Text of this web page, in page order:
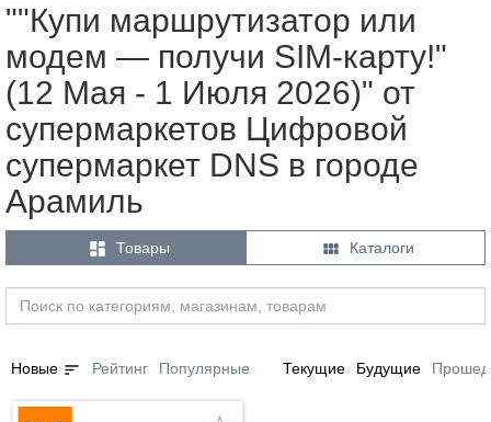
""Купи маршрутизатор или
модем — получи SIM-карту!"
(12 Мая - 1 Июля 2026)" от
супермаркетов Цифровой
супермаркет DNS в городе
Арамиль
 Товары  Каталоги
Новые sort Рейтинг Популярные Текущие Будущие